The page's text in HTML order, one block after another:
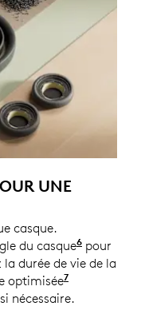
UNE
casque.
du casque6 Les
pour
durée de vie de la
optimisée7
nécessaire.